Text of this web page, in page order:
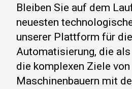
Bleiben Sie auf dem
neuesten
unserer Plattform für
Automatisierung, die
die komplexen Ziele von
Maschinenbauern mit